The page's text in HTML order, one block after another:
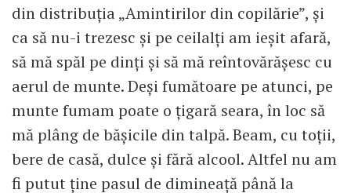
din distribuția „Amintirilor din copilărie”, și
ca să nu-i trezesc și pe ceilalți am ieșit afară,
să mă spăl pe dinți și să mă reîntovărășesc cu
aerul de munte. Deși fumătoare pe atunci, pe
munte fumam poate o țigară seara, în loc să
mă plâng de bășicile din talpă. Beam, cu toții,
bere de casă, dulce și fără alcool. Altfel nu am
fi putut ține pasul de dimineață până la